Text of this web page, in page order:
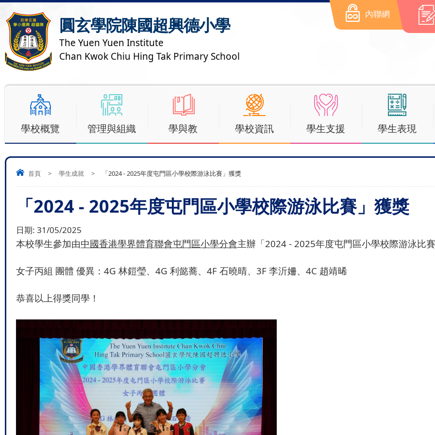
圓玄學院陳國超興德小學
The Yuen Yuen Institute
Chan Kwok Chiu Hing Tak Primary School
內聯網
學校概覽 管理與組織 學與教 學校資訊 學生支援 學生表現
首頁 > 學生成就 > 「2024 - 2025年度屯門區小學校際游泳比賽」獲獎
「2024 - 2025年度屯門區小學校際游泳比賽」獲獎
日期: 31/05/2025
本校學生參加由中國香港學界體育聯會屯門區小學分會主辦「2024 - 2025年度屯門區小學校際游泳比
女子丙組 團體 優異：4G 林鎧瑩、4G 利懿蕎、4F 石曉晴、3F 李沂姍、4C 趙靖晞
恭喜以上得獎同學！